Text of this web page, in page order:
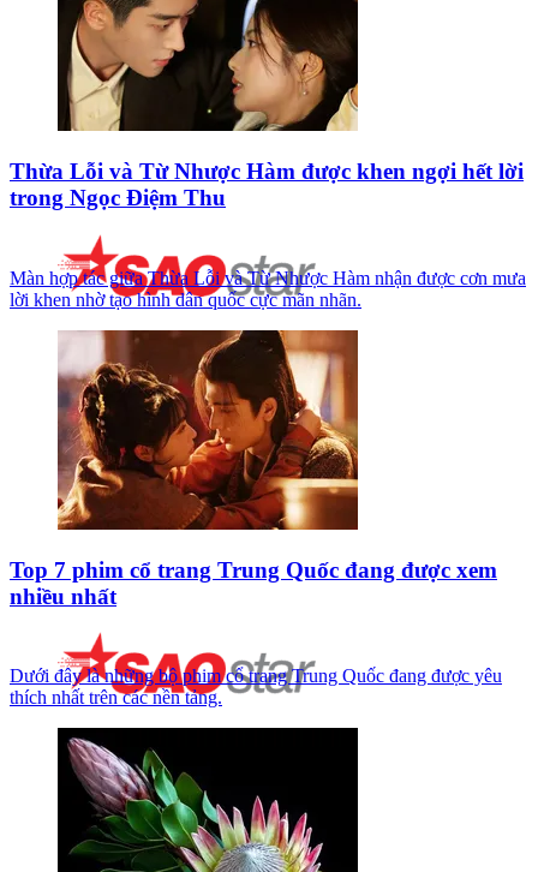
Thừa Lỗi và Từ Nhược Hàm được khen ngợi hết lời
trong Ngọc Điệm Thu
Màn hợp tác giữa Thừa Lỗi và Từ Nhược Hàm nhận được cơn mưa
lời khen nhờ tạo hình dân quốc cực mãn nhãn.
Top 7 phim cổ trang Trung Quốc đang được xem
nhiều nhất
Dưới đây là những bộ phim cổ trang Trung Quốc đang được yêu
thích nhất trên các nền tảng.